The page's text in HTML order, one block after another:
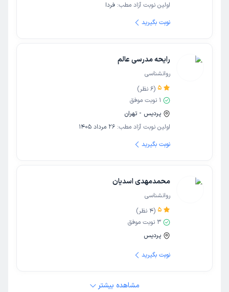
اولین نوبت آزاد مطب: فردا
نوبت بگیرید
رایحه مدرسی عالم
روانشناسی
5
(
6 نظر)
1 نوبت موفق
پردیس - تهران
اولین نوبت آزاد مطب: 26 مرداد 1405
نوبت بگیرید
محمدمهدی اسدیان
روانشناسی
5
(
4 نظر)
3 نوبت موفق
پردیس
نوبت بگیرید
مشاهده بیشتر